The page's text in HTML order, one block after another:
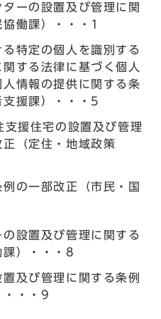
ーの設置及び管理に関
働課）・・・1
特定の個人を識別する
する法律に基づく個人
情報の提供に関する条
援課）・・・5
援住宅の設置及び管理
（定住・地域政策
の一部改正（市民・国
設置及び管理に関する
課）・・・8
及び管理に関する条例
・・・9